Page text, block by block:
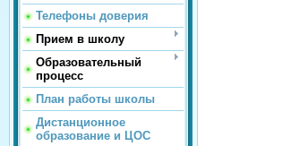
Телефоны доверия
Прием в школу
Образовательный
процесс
План работы школы
Дистанционное
образование и ЦОС